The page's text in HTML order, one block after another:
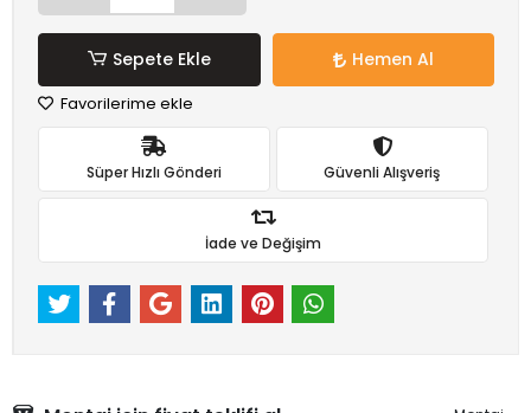
Sepete Ekle Hemen Al
Favorilerime ekle
Süper Hızlı Gönderi Güvenli Alışveriş
İade ve Değişim